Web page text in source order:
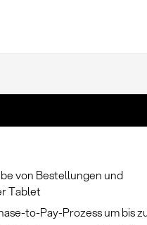
von Bestellungen und
Tablet
to-Pay-Prozess um bis